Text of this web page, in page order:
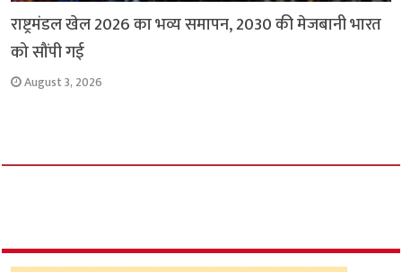
राष्ट्रमंडल खेल 2026 का भव्य समापन, 2030 की मेजबानी भारत
को सौंपी गई
August 3, 2026